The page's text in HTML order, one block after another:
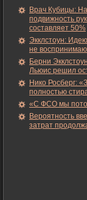
Врач Кубицы:
подвижность
составляет 50%
Экклстоун:
не
Берни
Льюис решил
Нико Росберг:
полностью
«С ФСО мы
Вероятность
затрат